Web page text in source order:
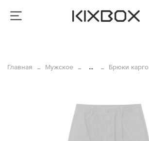
Главная Мужское ... Брюки карго